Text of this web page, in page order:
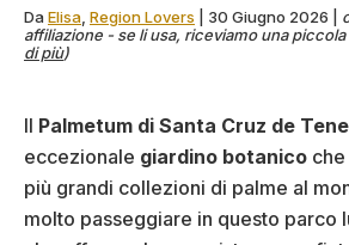
Da Elisa Region Lovers 30 Giugno 2026
affiliazione - se li usa, riceviamo una
di più)
Il Palmetum di Santa Cruz de
eccezionale giardino botanico
più grandi collezioni di palme al
molto passeggiare in questo parco